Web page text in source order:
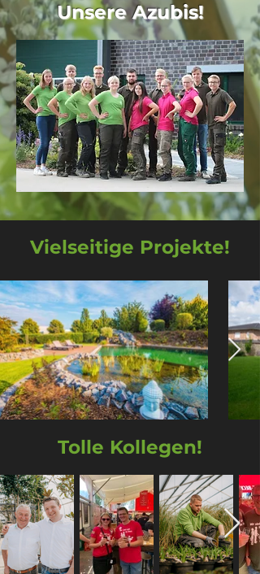
Unsere Azubis!
Vielseitige Projekte!
Tolle Kollegen!